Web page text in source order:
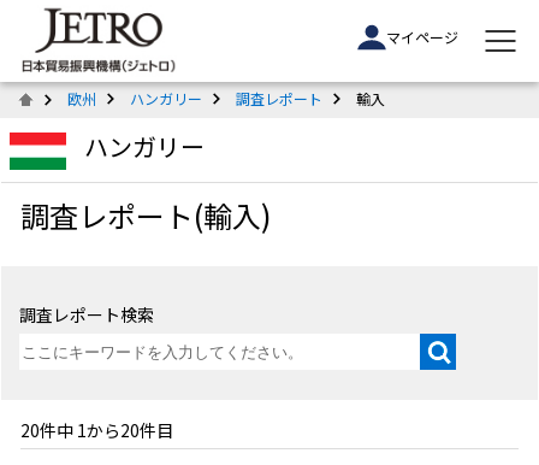
マイページ
欧州 ハンガリー 調査レポート 輸入
ハンガリー
調査レポート(輸入)
調査レポート検索
20件中 1から20件目